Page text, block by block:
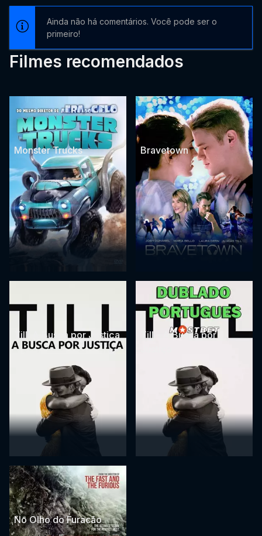
Ainda não há comentários. Você pode ser o
primeiro!
Filmes recomendados
Monster Trucks Bravetown
Till: A Busca por Justiça
Till - A Busca por
No Olho do Furacão